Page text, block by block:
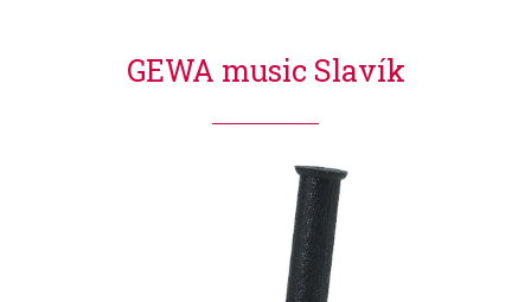
GEWA music Slavík